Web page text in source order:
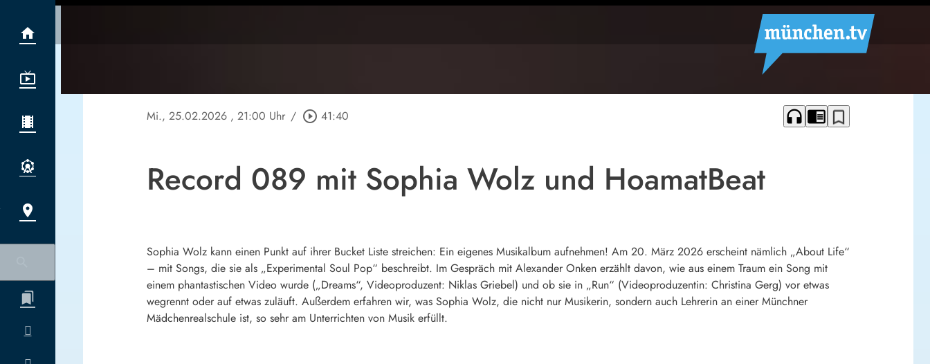
Mi., 25.02.2026 , 21:00 Uhr / play_circle_outline 41:40 headphones chrome_reader_mode bookmark_border
Record 089 mit Sophia Wolz und HoamatBeat
Sophia Wolz kann einen Punkt auf ihrer Bucket Liste streichen: Ein eigenes Musikalbum aufnehmen! Am 20. März 2026 erscheint nämlich „About Life“
– mit Songs, die sie als „Experimental Soul Pop“ beschreibt. Im Gespräch mit Alexander Onken erzählt davon, wie aus einem Traum ein Song mit
einem phantastischen Video wurde („Dreams“, Videoproduzent: Niklas Griebel) und ob sie in „Run“ (Videoproduzentin: Christina Gerg) vor etwas
wegrennt oder auf etwas zuläuft. Außerdem erfahren wir, was Sophia Wolz, die nicht nur Musikerin, sondern auch Lehrerin an einer Münchner
Mädchenrealschule ist, so sehr am Unterrichten von Musik erfüllt.